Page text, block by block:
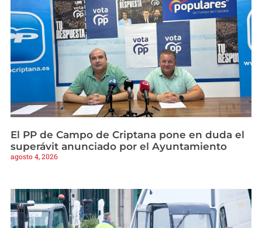
El PP de Campo de Criptana pone en duda el
superávit anunciado por el Ayuntamiento
agosto 4, 2026